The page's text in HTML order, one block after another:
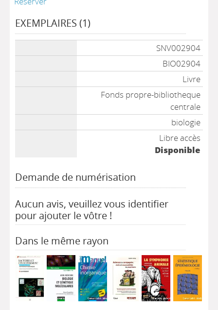
EXEMPLAIRES (1)
SNV002904
BIO02904
Livre
Fonds propre-bibliotheque
centrale
biologie
Libre accès
Disponible
Demande de numérisation
Aucun avis, veuillez vous identifier
pour ajouter le vôtre !
Dans le même rayon